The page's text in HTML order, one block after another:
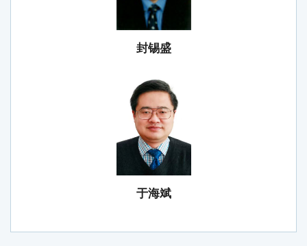
封锡盛
于海斌